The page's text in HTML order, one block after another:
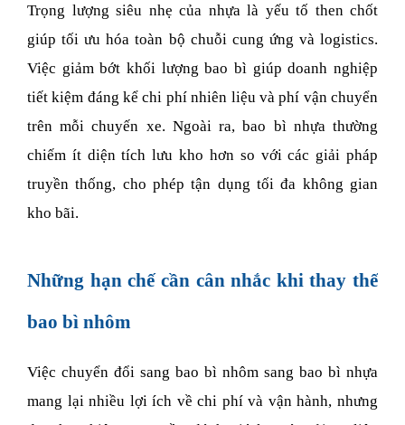
Trọng lượng siêu nhẹ của nhựa là yếu tố then chốt
giúp tối ưu hóa toàn bộ chuỗi cung ứng và logistics.
Việc giảm bớt khối lượng bao bì giúp doanh nghiệp
tiết kiệm đáng kể chi phí nhiên liệu và phí vận chuyển
trên mỗi chuyến xe. Ngoài ra, bao bì nhựa thường
chiếm ít diện tích lưu kho hơn so với các giải pháp
truyền thống, cho phép tận dụng tối đa không gian
kho bãi.
Những hạn chế cần cân nhắc khi thay thế
bao bì nhôm
Việc chuyển đổi sang bao bì nhôm sang bao bì nhựa
mang lại nhiều lợi ích về chi phí và vận hành, nhưng